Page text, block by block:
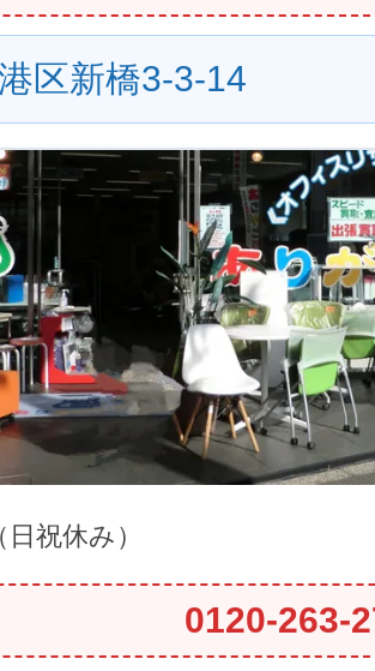
区新橋3-3-14
日祝休み）
0120-263-